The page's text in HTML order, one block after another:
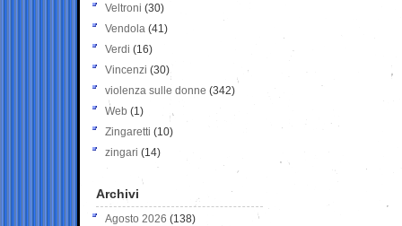
Veltroni (30)
Vendola (41)
Verdi (16)
Vincenzi (30)
violenza sulle donne (342)
Web (1)
Zingaretti (10)
zingari (14)
Archivi
Agosto 2026 (138)